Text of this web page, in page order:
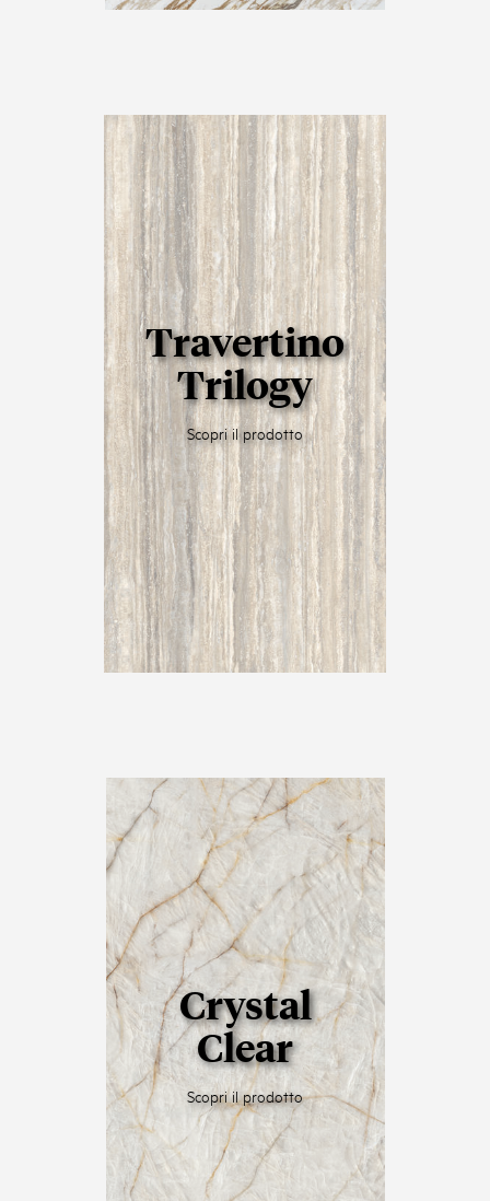
Travertino
Trilogy
Scopri il prodotto
Crystal
Clear
Scopri il prodotto